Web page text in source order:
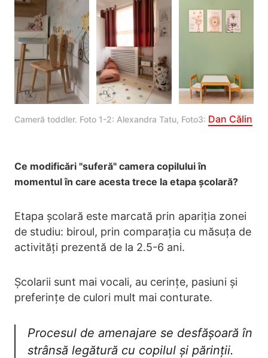
Cameră toddler. Foto 1-2: Alexandra Tatu, Foto3: Dan Călin
Ce modificări "suferă" camera copilului în
momentul în care acesta trece la etapa școlară?
Etapa școlară este marcată prin apariția zonei
de studiu: biroul, prin comparația cu măsuța de
activități prezentă de la 2.5-6 ani.
Școlarii sunt mai vocali, au cerințe, pasiuni și
preferințe de culori mult mai conturate.
Procesul de amenajare se desfășoară în
strânsă legătură cu copilul și părinții.